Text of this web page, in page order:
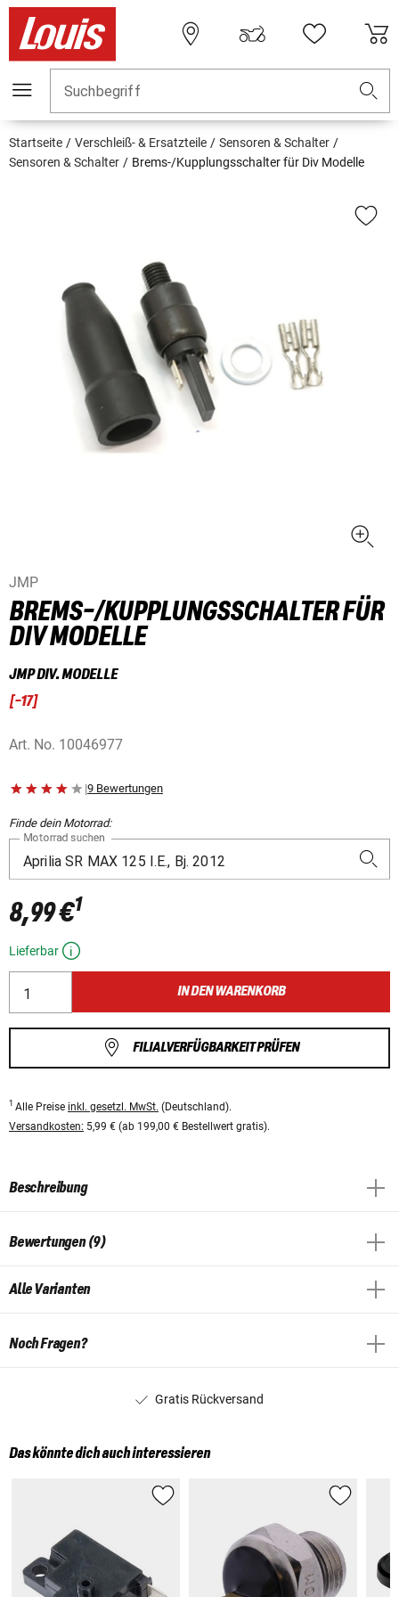
Suchbegriff
Startseite Verschleiß- & Ersatzteile
Sensoren & Schalter
Sensoren & Schalter
Brems-/Kupplungsschalter für Div Modelle
JMP
BREMS-/KUPPLUNGSSCHALTER FÜR
DIV MODELLE
JMP DIV. MODELLE
[-17]
Art. No. 10046977
|9 Bewertungen
Finde dein Motorrad:
Motorrad suchen
8,99 €1
Lieferbar
IN DEN WARENKORB
FILIALVERFÜGBARKEIT PRÜFEN
1 Alle Preise inkl. gesetzl. MwSt. (Deutschland).
Versandkosten: 5,99 € (ab 199,00 € Bestellwert gratis).
Beschreibung
Bewertungen (9)
Alle Varianten
Noch Fragen?
Gratis Rückversand
Das könnte dich auch interessieren